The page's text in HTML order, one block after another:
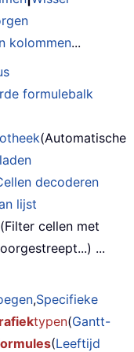
kolommen...
formulebalk
(Automatische
decoderen
lijst
(Filter cellen met
...
,Specifieke
typen(Gantt-
(Leeftijd